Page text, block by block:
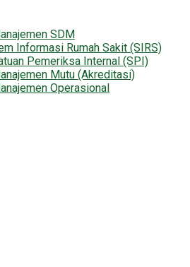
SDM
Informasi Rumah Sakit (SIRS)
Pemeriksa Internal (SPI)
Mutu (Akreditasi)
Operasional